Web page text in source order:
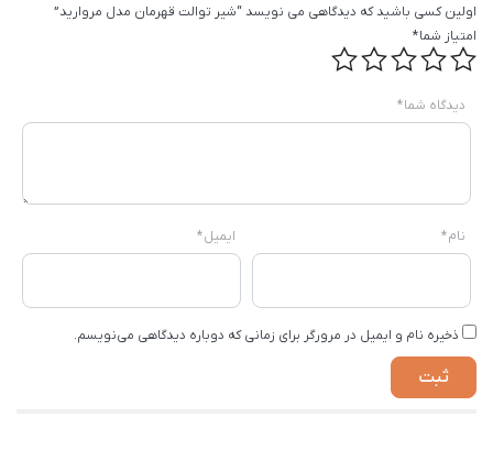
اولین کسی باشید که دیدگاهی می نویسد “شیر توالت قهرمان مدل مروارید”
امتیاز شما*
دیدگاه شما*
نام* ایمیل*
ذخیره نام و ایمیل در مرورگر برای زمانی که دوباره دیدگاهی می‌نویسم.